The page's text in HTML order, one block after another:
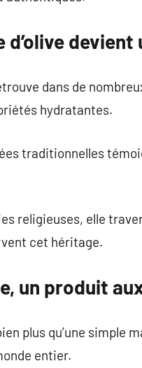
d’olive
dans de
hydratantes.
traditionnelles
religieuses, elle
cet héritage.
un produit
plus qu’une
entier.